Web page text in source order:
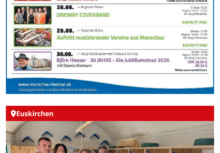
Euskirchen